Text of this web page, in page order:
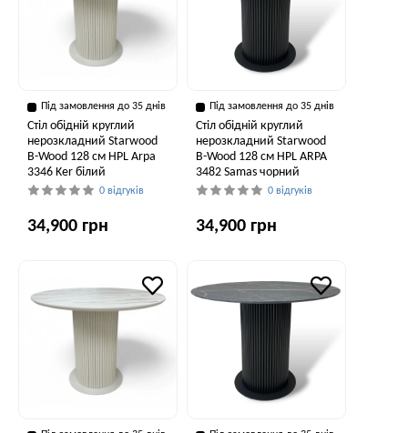
Під замовлення до 35 днів
Стіл обідній круглий
нерозкладний Starwood
B-Wood 128 см HPL Arpa
3346 Ker білий
0 відгуків
34,900 грн
Під замовлення до 35 днів
Стіл обідній круглий
нерозкладний Starwood
B-Wood 128 см HPL ARPA
3482 Samas чорний
0 відгуків
34,900 грн